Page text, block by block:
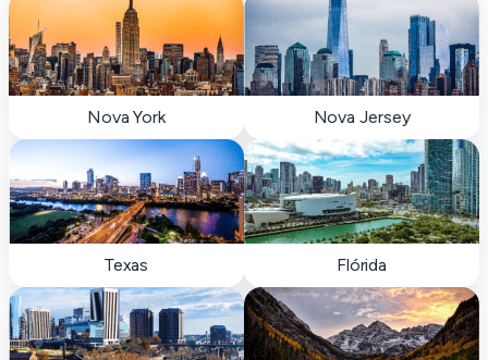
Nova York Nova Jersey
Texas Flórida